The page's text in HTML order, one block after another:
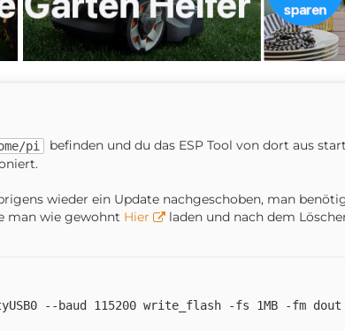
pi
befinden und du das ESP Tool von dort aus
wieder ein Update nachgeschoben, man
man wie gewohnt Hier
laden und nach dem
--baud 115200 write_flash -fs 1MB -fm